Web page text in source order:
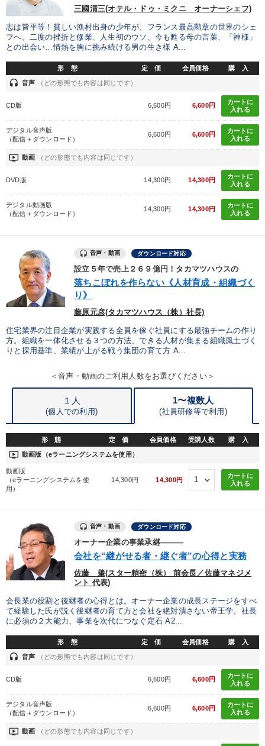
三國清三(オテル・ドゥ・ミクニ オーナーシェフ)
志は皆平等！貧しい漁村出身の少年が、フランス最高勲章の世界のシェ
フへ。二度の挫折と修業、人生初のウソ、今も甦る母の言葉、「神様」
との出会い…情熱を胸に挑み続ける男の生き様 A...
形 態 定 価 会員価格 購 入
headset 音声 （どの形態でも内容は同じです）
CD版 6,600円 6,600円
カートに
入れる
デジタル音声版
（配信＋ダウンロード）
6,600円 6,600円
カートに
入れる
ondemand_video 動画 （どの形態でも内容は同じです）
DVD版 14,300円 14,300円
カートに
入れる
デジタル動画版
（配信＋ダウンロード）
14,300円 14,300円
カートに
入れる
音声・動画 ダウンロード対応
設立５年で売上２６９億円！タカマツハウスの
落ちこぼれを作らない《人材育成・組織づく
り》
藤原元彦(タカマツハウス（株）社長)
住宅業界の注目企業が実践する全員を稼ぐ社員にする最強チームの作り
方。組織を一体化させる３つの方法、できる人材が集まる組織風土づく
りと採用基準、業績が上がる戦う集団の育て方 A...
＜音声・動画のご利用人数をお選びください＞
１人
(個人での利用)
1〜複数人
(社員研修等で利用)
形 態 定 価 会員価格 受講人数 購 入
ondemand_video 動画版（eラーニングシステムを使用）
動画版
（eラーニングシステムを使
用）
14,300円 14,300円
カートに
入れる
音声・動画 ダウンロード対応
オーナー企業の事業承継―――
会社を“継がせる者・継ぐ者”の心得と実務
佐藤 肇(スター精密（株） 前会長／佐藤マネジメ
ント 代表)
会長業の役割と後継者の心得とは。オーナー企業の成長ステージをすべ
て経験した氏が説く後継者の育て方と会社を絶対潰さない帝王学。社長
に必須の２大能力、事業を次代につなぐ定石 A2...
形 態 定 価 会員価格 購 入
headset 音声 （どの形態でも内容は同じです）
CD版 6,600円 6,600円
カートに
入れる
デジタル音声版
（配信＋ダウンロード）
6,600円 6,600円
カートに
入れる
ondemand_video 動画 （どの形態でも内容は同じです）